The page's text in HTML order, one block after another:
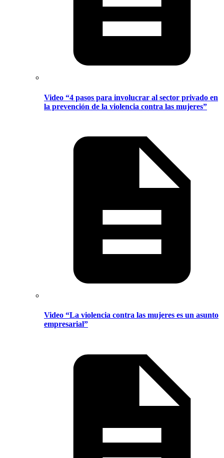
Video “4 pasos para involucrar al sector privado en
la prevención de la violencia contra las mujeres”
Video “La violencia contra las mujeres es un asunto
empresarial”